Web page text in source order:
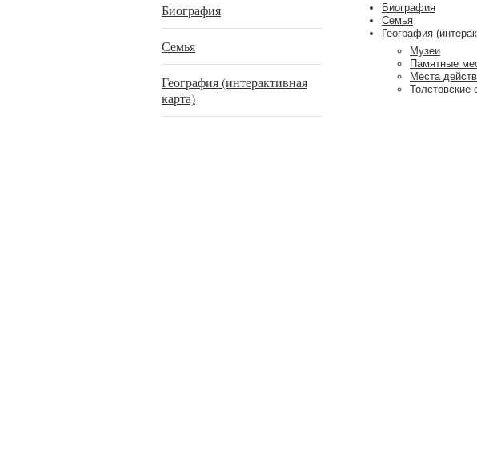
Биография
Семья
География (интерактивная
карта)
Биография
Семья
География
Музеи
Памятные
Места
Толстовские